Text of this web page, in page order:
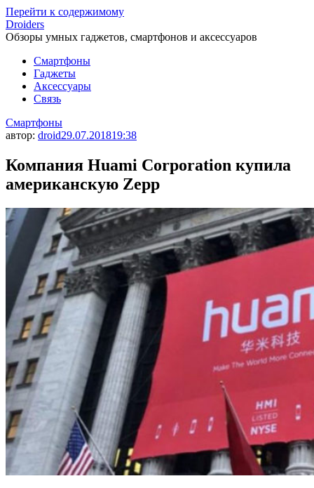
Перейти к содержимому
Droiders
Обзоры умных гаджетов, смартфонов и аксессуаров
Смартфоны
Гаджеты
Аксессуары
Связь
Смартфоны
автор: droid29.07.201819:38
Компания Huami Corporation купила
американскую Zepp